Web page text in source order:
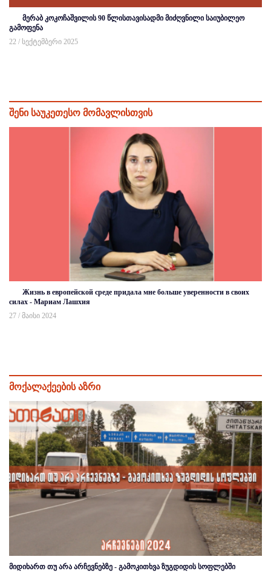
მერაბ კოკოჩაშვილის 90 წლისთავისადმი მიძღვნილი საიუბილეო
გამოფენა
22 / სექტემბერი 2025
შენი საუკეთესო მომავლისთვის
Жизнь в европейской среде придала мне больше уверенности в своих
силах - Мариам Лашхия
27 / მაისი 2024
მოქალაქეების აზრი
მიდიხართ თუ არა არჩევნებზე - გამოკითხვა ზუგდიდის სოფლებში